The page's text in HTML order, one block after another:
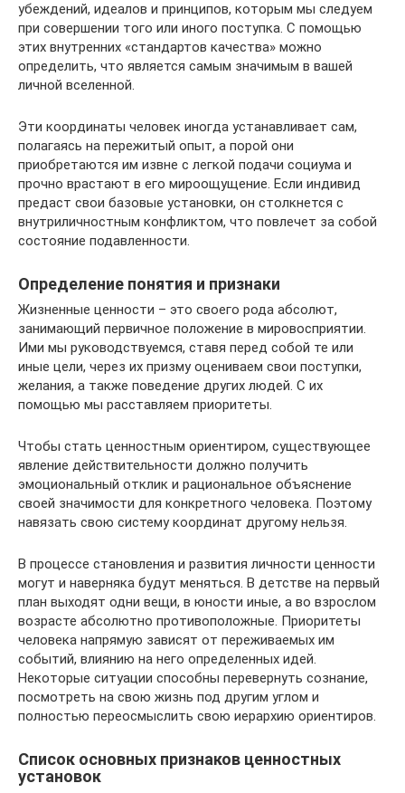
убеждений, идеалов и принципов, которым мы следуем
при совершении того или иного поступка. С помощью
этих внутренних «стандартов качества» можно
определить, что является самым значимым в вашей
личной вселенной.
Эти координаты человек иногда устанавливает сам,
полагаясь на пережитый опыт, а порой они
приобретаются им извне с легкой подачи социума и
прочно врастают в его мироощущение. Если индивид
предаст свои базовые установки, он столкнется с
внутриличностным конфликтом, что повлечет за собой
состояние подавленности.
Определение понятия и признаки
Жизненные ценности – это своего рода абсолют,
занимающий первичное положение в мировосприятии.
Ими мы руководствуемся, ставя перед собой те или
иные цели, через их призму оцениваем свои поступки,
желания, а также поведение других людей. С их
помощью мы расставляем приоритеты.
Чтобы стать ценностным ориентиром, существующее
явление действительности должно получить
эмоциональный отклик и рациональное объяснение
своей значимости для конкретного человека. Поэтому
навязать свою систему координат другому нельзя.
В процессе становления и развития личности ценности
могут и наверняка будут меняться. В детстве на первый
план выходят одни вещи, в юности иные, а во взрослом
возрасте абсолютно противоположные. Приоритеты
человека напрямую зависят от переживаемых им
событий, влиянию на него определенных идей.
Некоторые ситуации способны перевернуть сознание,
посмотреть на свою жизнь под другим углом и
полностью переосмыслить свою иерархию ориентиров.
Список основных признаков ценностных
установок